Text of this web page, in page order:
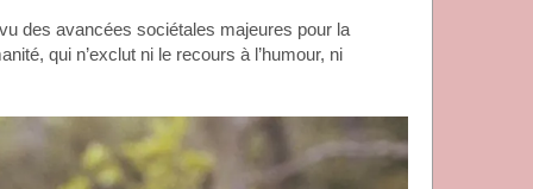
des avancées sociétales majeures pour la
qui n’exclut ni le recours à l’humour, ni